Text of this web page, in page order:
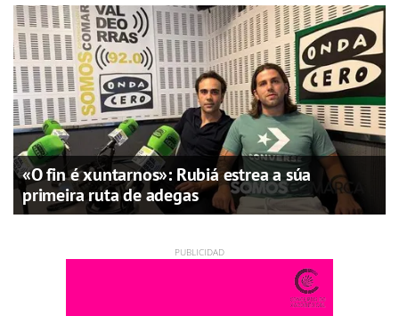
«O fin é xuntarnos»: Rubiá estrea a súa
primeira ruta de adegas